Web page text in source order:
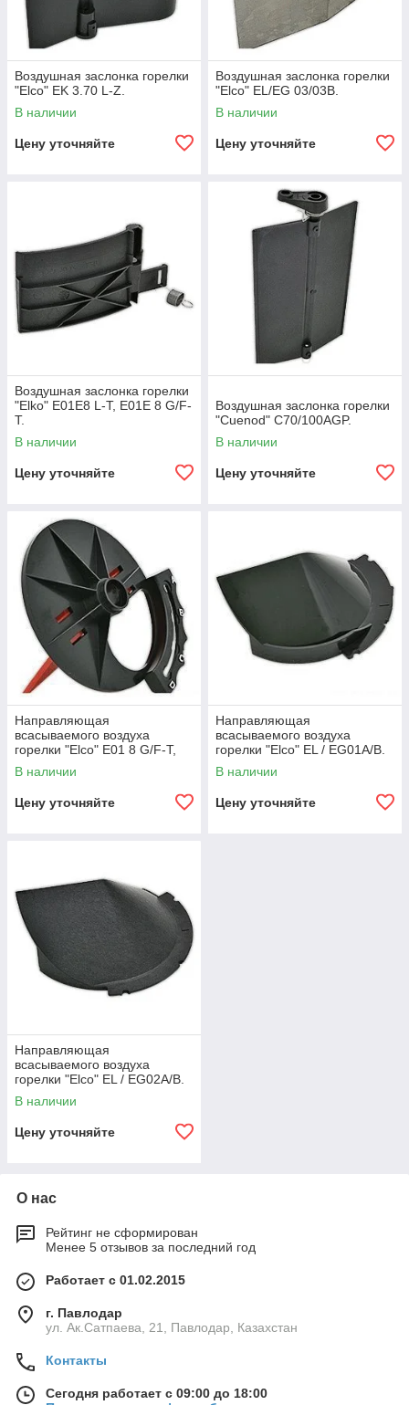
Воздушная заслонка горелки
"Elco" EK 3.70 L-Z.
В наличии
Цену уточняйте
Воздушная заслонка горелки
"Elco" EL/EG 03/03B.
В наличии
Цену уточняйте
Воздушная заслонка горелки
"Elko" Е01E8 L-T, E01E 8 G/F-
T.
В наличии
Цену уточняйте
Воздушная заслонка горелки
"Cuenod" С70/100AGP.
В наличии
Цену уточняйте
Направляющая
всасываемого воздуха
горелки "Elco" E01 8 G/F-T,
E01E 8L.
В наличии
Цену уточняйте
Направляющая
всасываемого воздуха
горелки "Elco" EL / EG01A/B.
В наличии
Цену уточняйте
Направляющая
всасываемого воздуха
горелки "Elco" EL / EG02A/B.
В наличии
Цену уточняйте
О нас
Рейтинг не сформирован
Менее 5 отзывов за последний год
Работает с 01.02.2015
г. Павлодар
ул. Ак.Сатпаева, 21, Павлодар, Казахстан
Контакты
Сегодня работает с 09:00 до 18:00